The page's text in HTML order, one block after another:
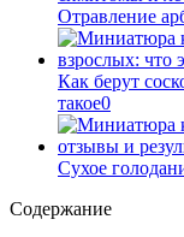
Отравление
Как берут
такое0
Сухое
Содержание